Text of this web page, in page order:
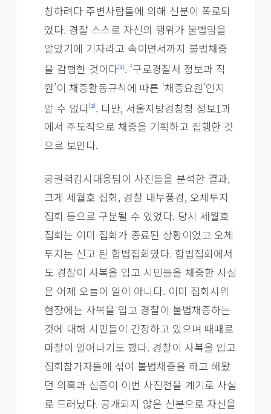
칭하려다 주변사람들에 의해 신분이 폭로되
었다. 경찰 스스로 자신의 행위가 불법임을
알았기에 기자라고 속이면서까지 불법채증
을 감행한 것이다[1]. ‘구로경찰서 정보과 직
원’이 채증활동규칙에 따른 ‘채증요원’인지
알 수 없다[2]. 다만, 서울지방경창청 정보1과
에서 주도적으로 채증을 기획하고 집행한 것
으로 보인다.
공권력감시대응팀이 사진들을 분석한 결과,
크게 세월호 집회, 경찰 내부풍경, 오체투지
집회 등으로 구분될 수 있었다. 당시 세월호
집회는 이미 집회가 종료된 상황이었고 오체
투지는 신고 된 합법집회였다. 합법집회에서
도 경찰이 사복을 입고 시민들을 채증한 사실
은 어제 오늘이 일이 아니다. 이미 집회시위
현장에는 사복을 입고 경찰이 불법채증하는
것에 대해 시민들이 긴장하고 있으며 때때로
마찰이 일어나기도 했다. 경찰이 사복을 입고
집회참가자들에 섞여 불법채증을 하고 해왔
던 의혹과 심증이 이번 사진전을 계기로 사실
로 드러났다. 공개되지 않은 신분으로 자신을